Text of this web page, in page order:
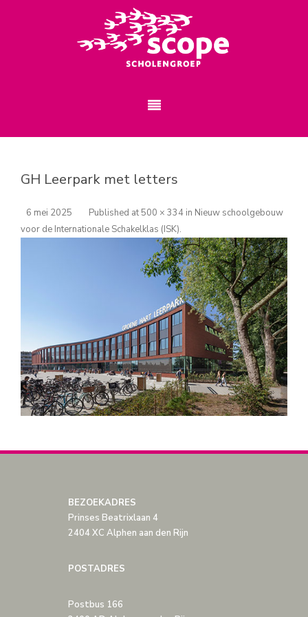
GH Leerpark met letters
Published
6 mei 2025 at500 × 334 in Nieuw schoolgebouw
voor de Internationale Schakelklas (ISK).
BEZOEKADRES
Prinses Beatrixlaan 4
2404 XC Alphen aan den Rijn
POSTADRES
Postbus 166